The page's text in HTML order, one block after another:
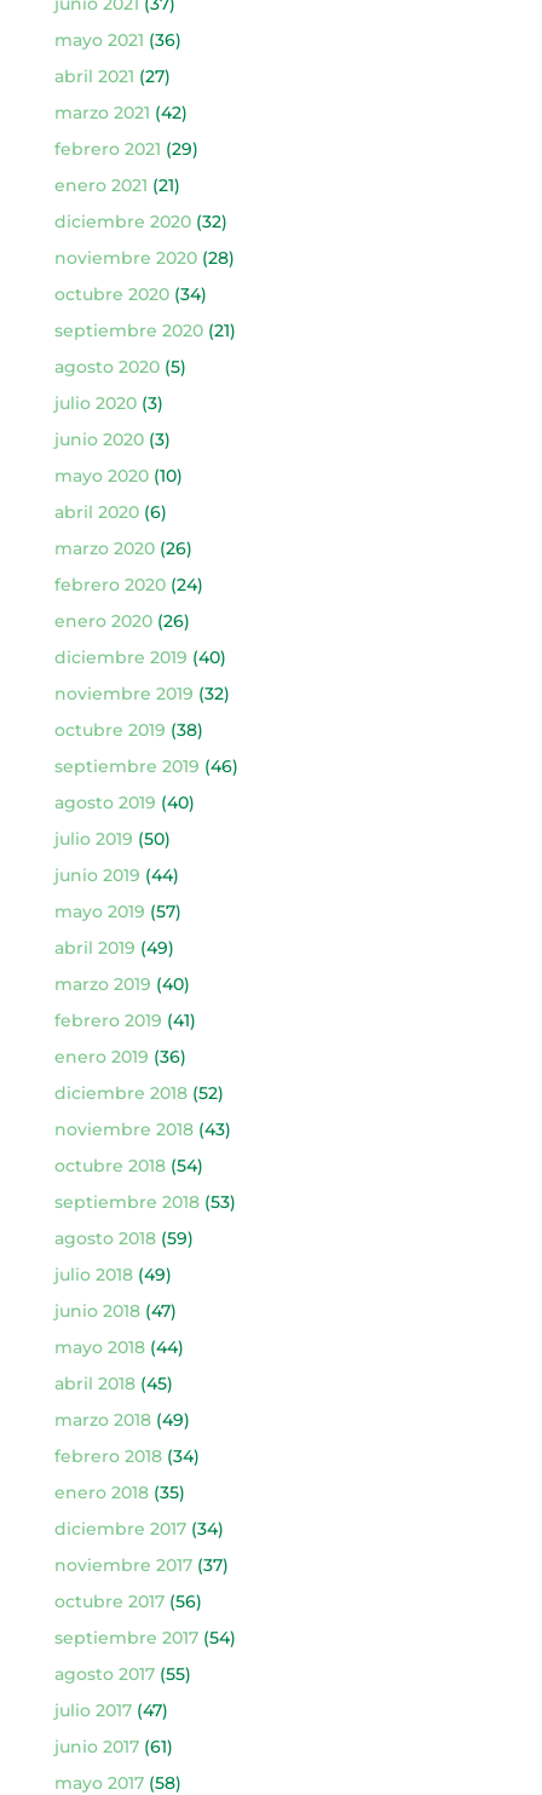
mayo 2021 (36)
abril 2021 (27)
marzo 2021 (42)
febrero 2021 (29)
enero 2021 (21)
diciembre 2020(32)
noviembre 2020(28)
octubre 2020(34)
septiembre 2020(21)
agosto 2020(5)
julio 2020(3)
junio 2020(3)
mayo 2020(10)
abril 2020(6)
marzo 2020(26)
febrero 2020(24)
enero 2020(26)
diciembre 2019 (40)
noviembre 2019 (32)
octubre 2019 (38)
septiembre 2019 (46)
agosto 2019 (40)
julio 2019 (50)
junio 2019 (44)
mayo 2019 (57)
abril 2019 (49)
marzo 2019 (40)
febrero 2019 (41)
enero 2019 (36)
diciembre 2018(52)
noviembre 2018(43)
octubre 2018(54)
septiembre 2018(53)
agosto 2018(59)
julio 2018(49)
junio 2018(47)
mayo 2018(44)
abril 2018(45)
marzo 2018(49)
febrero 2018(34)
enero 2018(35)
diciembre 2017(34)
noviembre 2017(37)
octubre 2017(56)
septiembre 2017(54)
agosto 2017(55)
julio 2017(47)
junio 2017(61)
mayo 2017(58)